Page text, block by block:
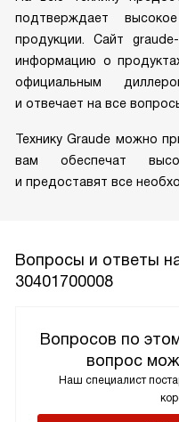
подтверждает
продукции. Сайт
информацию о
официальным
и отвечает на все
Технику Graude можно
вам обеспечат
и предоставят все
Вопросы и ответы
30401700008
Вопросов по
вопрос
Наш специалист